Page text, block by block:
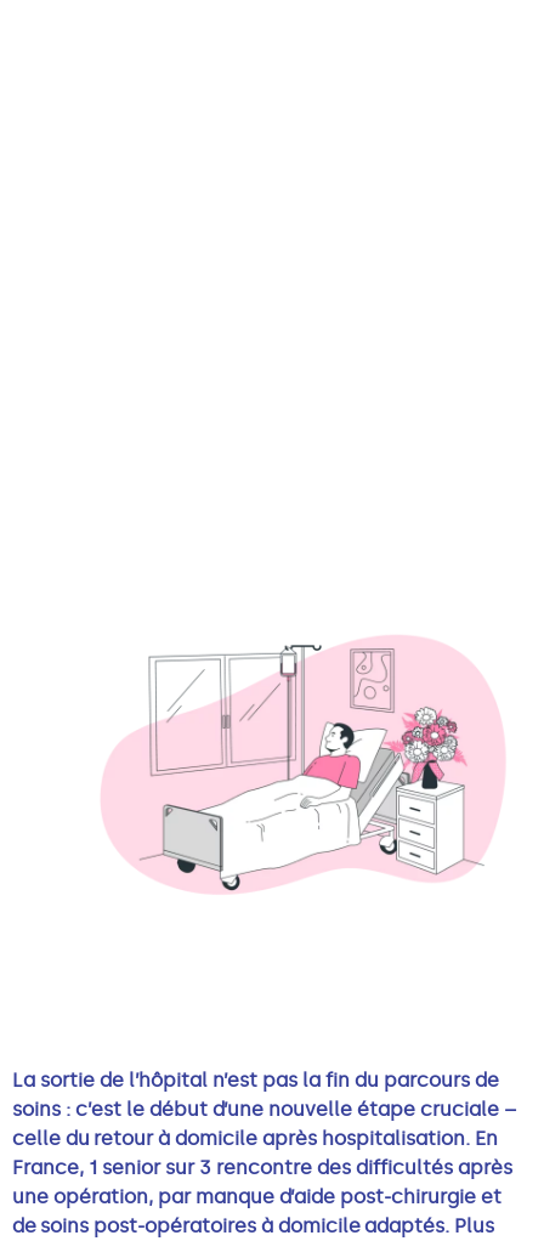
La sortie de l’hôpital n’est pas la fin du parcours de
soins : c’est le début d’une nouvelle étape cruciale –
celle du retour à domicile après hospitalisation. En
France, 1 senior sur 3 rencontre des difficultés après
une opération, par manque d’aide post-chirurgie et
de soins post-opératoires à domicile adaptés. Plus